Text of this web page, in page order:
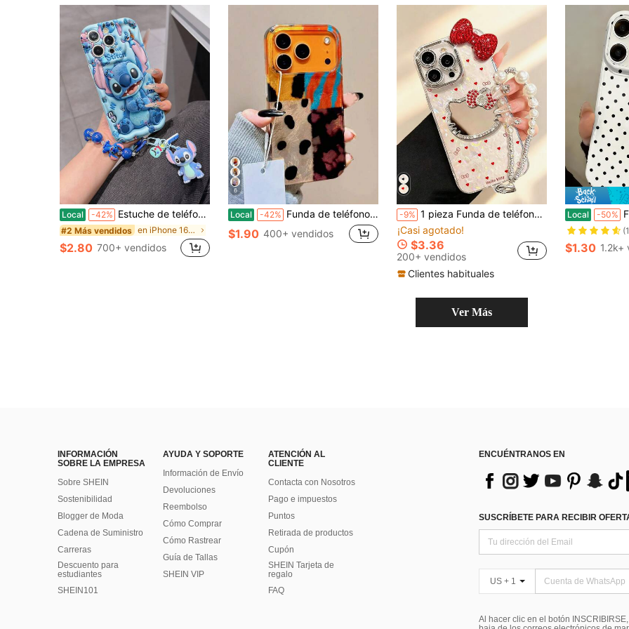
Local -42% Estuche de teléfono autorizado por Disney - Set con cadena, Estuche de teléfono 3D de Stitch de Lilo y Stitch talla grande una pulsera 3D de silicona de Stitch con anillo metálico desmontable, con patrón de Stitch y Angel, compatible con iPhone 17/16/15/14/13/12/11/XS/XR/X Plus Pro Max, un estuche de teléfono de dibujos animados con estilo, la opción de regalo perfecta, protección de teléfono, funda de teléfono duradera, un gran regalo para amigos y familiares.
#2 Más vendidos en iPhone 16e Estuches novedosos
$2.80 700+ vendidos
6
Local -42% Funda de teléfono con estampado de leopardo de lujo, patchwork, garra de águila ondulada y rayas de tigre, compatible con iPhone 17 Pro Max, 17 Pro, 17 Air, 17, 12, 13, 14, 15, 16 Pro Max, 14 Plus, 15 Plus, 16 Plus, 11, 17, 16, 15, 14, 13, 12, cubierta protectora brillante
$1.90 400+ vendidos
-9% 1 pieza Funda de teléfono con espejo 3D de lazo de strass y corazón de gato KT - Textura de concha de corazón de gato KT, funda de teléfono creativa de moda Hello Kitty Sanrio, material impermeable a prueba de caídas y a prueba de golpes, corazón de color cambiante con láser, cabeza de gato KT 3D de strass, lazo de strass, anime, lujo, brillo, moda linda de gato KT, compatible con serie Apple 17, 11/12/12 Pro, 13/14/15, 13 Pro/14 Pro/15 Pro, a prueba de caídas 12 Pro Max/13 Pro Max/14 Pro Max/15 Pro Max, 16, 16 Pro, 16
¡Casi agotado!
$3.36
200+ vendidos
Clientes habituales
Local -50% Funda de
$1.30 1.2k+
Ver Más
INFORMACIÓN
SOBRE LA EMPRESA
Sobre SHEIN
Sostenibilidad
Blogger de Moda
Cadena de Suministro
Carreras
Descuento para
estudiantes
SHEIN101
AYUDA Y SOPORTE
Información de Envío
Devoluciones
Reembolso
Cómo Comprar
Cómo Rastrear
Guía de Tallas
SHEIN VIP
ATENCIÓN AL
CLIENTE
Contacta con Nosotros
Pago e impuestos
Puntos
Retirada de productos
Cupón
SHEIN Tarjeta de
regalo
FAQ
ENCUÉNTRANOS EN
SUSCRÍBETE PARA RECIBIR
US + 1
Al hacer clic en el botón